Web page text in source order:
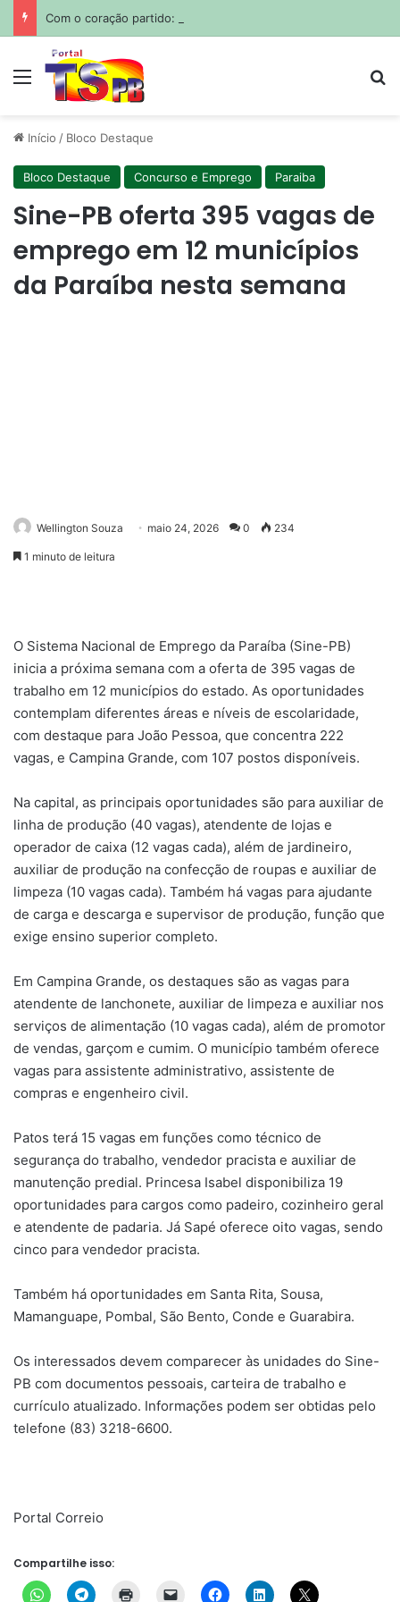
Menu
Início / Bloco Destaque
Bloco Destaque Concurso e Emprego Paraiba
Sine-PB oferta 395 vagas de
emprego em 12 municípios
da Paraíba nesta semana
Wellington Souza maio 24, 2026 0 234
1 minuto de leitura
O Sistema Nacional de Emprego da Paraíba (Sine-PB)
inicia a próxima semana com a oferta de 395 vagas de
trabalho em 12 municípios do estado. As oportunidades
contemplam diferentes áreas e níveis de escolaridade,
com destaque para João Pessoa, que concentra 222
vagas, e Campina Grande, com 107 postos disponíveis.
Na capital, as principais oportunidades são para auxiliar de
linha de produção (40 vagas), atendente de lojas e
operador de caixa (12 vagas cada), além de jardineiro,
auxiliar de produção na confecção de roupas e auxiliar de
limpeza (10 vagas cada). Também há vagas para ajudante
de carga e descarga e supervisor de produção, função que
exige ensino superior completo.
Em Campina Grande, os destaques são as vagas para
atendente de lanchonete, auxiliar de limpeza e auxiliar nos
serviços de alimentação (10 vagas cada), além de promotor
de vendas, garçom e cumim. O município também oferece
vagas para assistente administrativo, assistente de
compras e engenheiro civil.
Patos terá 15 vagas em funções como técnico de
segurança do trabalho, vendedor pracista e auxiliar de
manutenção predial. Princesa Isabel disponibiliza 19
oportunidades para cargos como padeiro, cozinheiro geral
e atendente de padaria. Já Sapé oferece oito vagas, sendo
cinco para vendedor pracista.
Também há oportunidades em Santa Rita, Sousa,
Mamanguape, Pombal, São Bento, Conde e Guarabira.
Os interessados devem comparecer às unidades do Sine-
PB com documentos pessoais, carteira de trabalho e
currículo atualizado. Informações podem ser obtidas pelo
telefone (83) 3218-6600.
Portal Correio
Compartilhe isso: